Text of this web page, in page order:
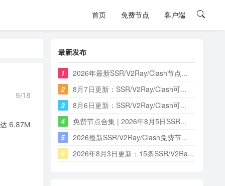
首页 免费节点 客户端
9/18
6.87M
最新发布
1
2026年最新SSR/V2Ray/Clash节点...
2
8月7日更新：SSR/V2Ray/Clash可...
3
8月6日更新：SSR/V2Ray/Clash可...
4
免费节点合集 | 2026年8月5日SSR...
5
2026最新SSR/V2Ray/Clash免费节...
6
2026年8月3日更新：15条SSR/V2Ra...